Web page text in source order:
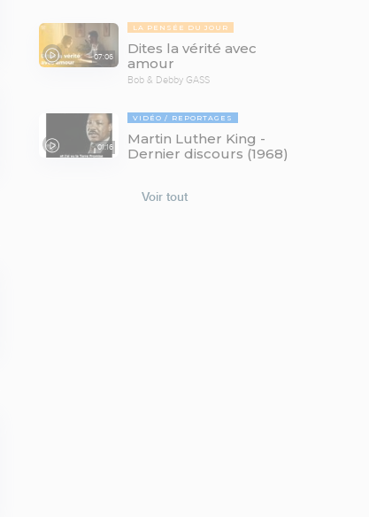
07:06
LA PENSÉE DU JOUR
Dites la vérité avec
amour
Bob & Debby GASS
01:16
VIDÉO REPORTAGES
Martin Luther King -
Dernier discours (1968)
Voir tout